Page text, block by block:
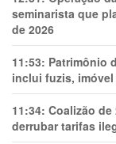
seminarista que
de 2026
11:53: Patrimônio
inclui fuzis,
11:34: Coalizão
derrubar tarifas